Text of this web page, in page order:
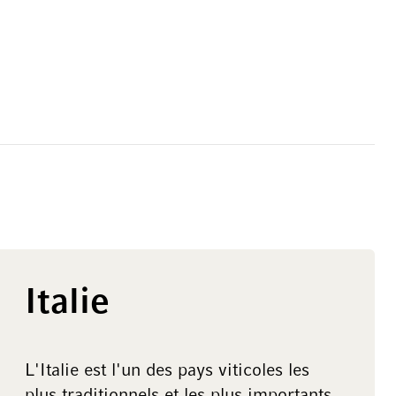
Italie
L'Italie est l'un des pays viticoles les